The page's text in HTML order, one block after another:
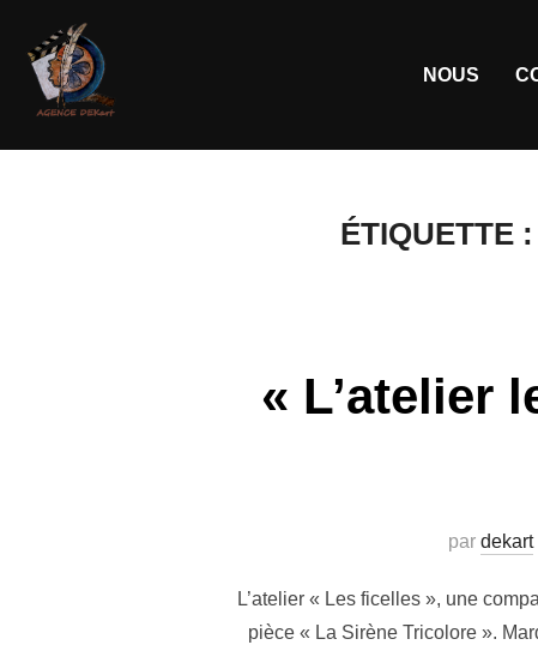
NOUS
ÉTIQUETTE :
« L’atelier
par dekart
L’atelier « Les ficelles », une
pièce « La Sirène Tricolore ».